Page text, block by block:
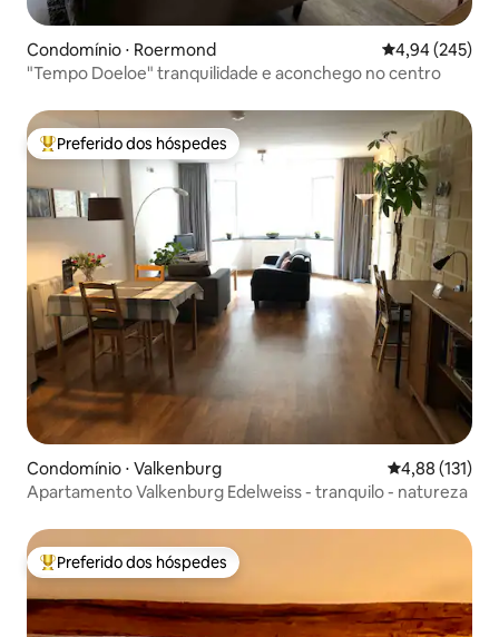
Condomínio ⋅ Roermond 4,94 de uma
4,94 (245)
"Tempo Doeloe" tranquilidade e aconchego no centro
Entre os melhores preferidos dos hóspedes
Preferido dos hóspedes
Condomínio ⋅ Valkenburg 4,88 de uma
4,88 (131)
Apartamento Valkenburg Edelweiss - tranquilo - natureza
Entre os melhores preferidos dos hóspedes
Preferido dos hóspedes